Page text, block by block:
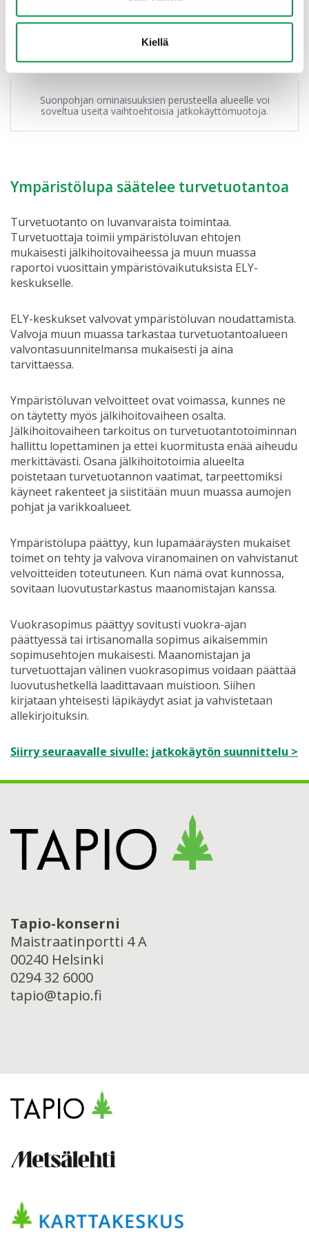
Kiellä
Suonpohjan ominaisuuksien perusteella alueelle voi
soveltua useita vaihtoehtoisia jatkokäyttömuotoja.
Ympäristölupa säätelee turvetuotantoa
Turvetuotanto on luvanvaraista toimintaa.
Turvetuottaja toimii ympäristöluvan ehtojen
mukaisesti jälkihoitovaiheessa ja muun muassa
raportoi vuosittain ympäristövaikutuksista ELY-
keskukselle.
ELY-keskukset valvovat ympäristöluvan noudattamista.
Valvoja muun muassa tarkastaa turvetuotantoalueen
valvontasuunnitelmansa mukaisesti ja aina
tarvittaessa.
Ympäristöluvan velvoitteet ovat voimassa, kunnes ne
on täytetty myös jälkihoitovaiheen osalta.
Jälkihoitovaiheen tarkoitus on turvetuotantotoiminnan
hallittu lopettaminen ja ettei kuormitusta enää aiheudu
merkittävästi. Osana jälkihoitotoimia alueelta
poistetaan turvetuotannon vaatimat, tarpeettomiksi
käyneet rakenteet ja siistitään muun muassa aumojen
pohjat ja varikkoalueet.
Ympäristölupa päättyy, kun lupamääräysten mukaiset
toimet on tehty ja valvova viranomainen on vahvistanut
velvoitteiden toteutuneen. Kun nämä ovat kunnossa,
sovitaan luovutustarkastus maanomistajan kanssa.
Vuokrasopimus päättyy sovitusti vuokra-ajan
päättyessä tai irtisanomalla sopimus aikaisemmin
sopimusehtojen mukaisesti. Maanomistajan ja
turvetuottajan välinen vuokrasopimus voidaan päättää
luovutushetkellä laadittavaan muistioon. Siihen
kirjataan yhteisesti läpikäydyt asiat ja vahvistetaan
allekirjoituksin.
Siirry seuraavalle sivulle: jatkokäytön suunnittelu >
Tapio-konserni
Maistraatinportti 4 A
00240 Helsinki
0294 32 6000
tapio@tapio.fi